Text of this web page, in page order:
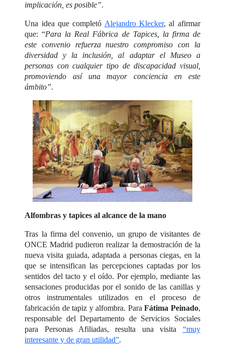
implicación, es posible”.
Una idea que completó Alejandro Klecker, al afirmar
que: “Para la Real Fábrica de Tapices, la firma de
este convenio refuerza nuestro compromiso con la
diversidad y la inclusión, al adaptar el Museo a
personas con cualquier tipo de discapacidad visual,
promoviendo así una mayor conciencia en este
ámbito”.
Alfombras y tapices al alcance de la mano
Tras la firma del convenio, un grupo de visitantes de
ONCE Madrid pudieron realizar la demostración de la
nueva visita guiada, adaptada a personas ciegas, en la
que se intensifican las percepciones captadas por los
sentidos del tacto y el oído. Por ejemplo, mediante las
sensaciones producidas por el sonido de las canillas y
otros instrumentales utilizados en el proceso de
fabricación de tapiz y alfombra. ParaFátima Peinado,
responsable del Departamento de Servicios Sociales
para Personas Afiliadas, resulta una visita “muy
interesante y de gran utilidad”.